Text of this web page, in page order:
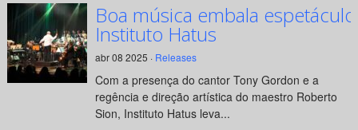
Boa música embala
Instituto Hatus
abr 08 2025 · Releases
Com a presença do cantor Tony Gordon e a
regência e direção artística do maestro Roberto
Sion, Instituto Hatus leva...